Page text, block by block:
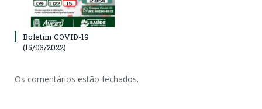
Boletim COVID-19
(15/03/2022)
Os comentários estão fechados.